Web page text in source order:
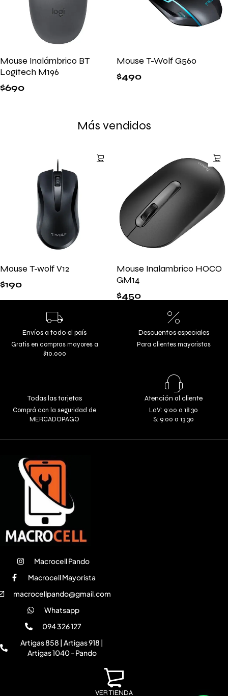
Mouse Inalámbrico BT
Logitech M196
$690
Mouse T-Wolf G560
$490
Más vendidos
Mouse T-wolf V12
$190
Mouse Inalambrico HOCO
GM14
$450
Envíos a todo el país
Gratis en compras mayores a
$10.000
Descuentos especiales
Para clientes mayoristas
Todas las tarjetas
Comprá con la seguridad de
MERCADOPAGO
Atención al cliente
LaV: 9:00 a 18:30
S: 9:00 a 13:30
Macrocell Pando
Macrocell Mayorista
macrocellpando@gmail.com
Whatsapp
094 326 127
Artigas 858 | Artigas 918 |
Artigas 1040 - Pando
VER TIENDA